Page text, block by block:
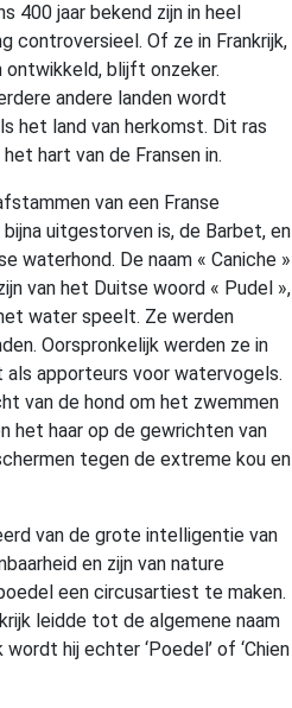
400 jaar bekend zijn in heel
controversieel. Of ze in Frankrijk,
ontwikkeld, blijft onzeker.
andere landen wordt
het land van herkomst. Dit ras
hart van de Fransen in.
van een Franse
uitgestorven is, de Barbet, en
waterhond. De naam « Caniche »
van het Duitse woord « Pudel »,
water speelt. Ze werden
Oorspronkelijk werden ze in
als apporteurs voor watervogels.
van de hond om het zwemmen
het haar op de gewrichten van
tegen de extreme kou en
van de grote intelligentie van
en zijn van nature
een circusartiest te maken.
leidde tot de algemene naam
hij echter ‘Poedel’ of ‘Chien